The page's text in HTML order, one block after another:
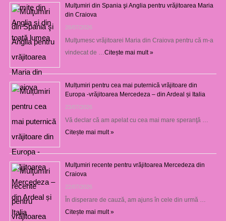
Mulţumiri din Spania şi Anglia pentru vrăjitoarea Maria
din Craiova
28/07/2026
Mulţumesc vrăjitoarei Maria din Craiova pentru că m-a
vindecat de … Citește mai mult »
Mulțumiri pentru cea mai puternică vrăjitoare din
Europa -vrăjitoarea Mercedeza – din Ardeal și Italia
23/07/2026
Vă declar că am apelat cu cea mai mare speranţă …
Citește mai mult »
Mulţumiri recente pentru vrăjitoarea Mercedeza din
Craiova
22/07/2026
În disperare de cauză, am ajuns în cele din urmă …
Citește mai mult »